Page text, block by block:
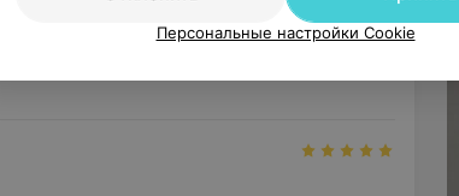
своими впечатлениями!
Елены Владимировны оставил у Вас п...
Персональные настройки Cookie